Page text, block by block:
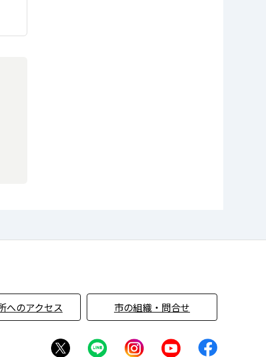
へのアクセス 市の組織・問合せ